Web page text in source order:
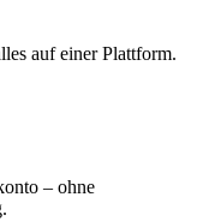
auf einer Plattform.
– ohne